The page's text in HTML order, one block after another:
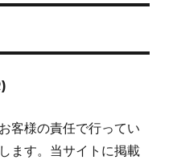
客様の責任で行ってい
ます。当サイトに掲載